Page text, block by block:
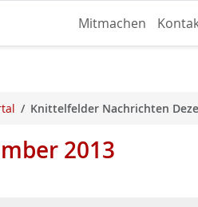
Mitmachen
Knittelfelder Nachrichten
2013